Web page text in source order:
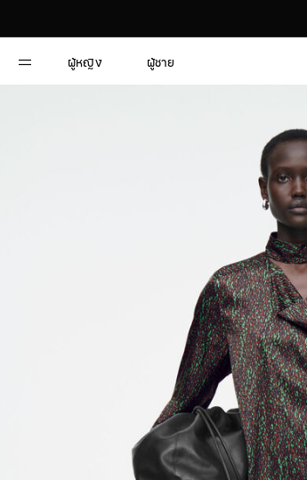
ผู้หญิง ผู้ชาย